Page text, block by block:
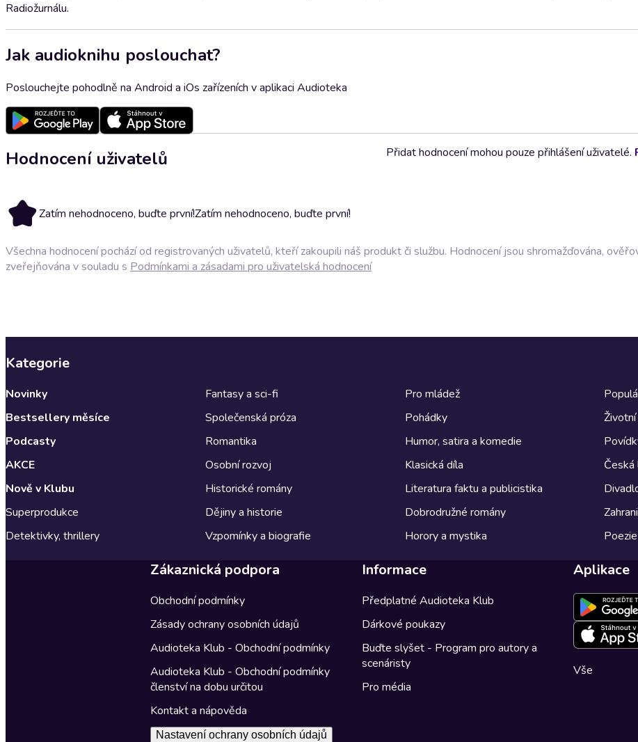
Radiožurnálu.
Jak audioknihu poslouchat?
Poslouchejte pohodlně na Android a iOs zařízeních v aplikaci Audioteka
Hodnocení uživatelů
Zatím nehodnoceno, buďte první!Zatím nehodnoceno, buďte první!
Přidat hodnocení mohou pouze přihlášení uživatelé.
Všechna hodnocení pochází od registrovaných uživatelů, kteří zakoupili náš produkt či službu. Hodnocení jsou shromažďována,
zveřejňována v souladu s Podmínkami a zásadami pro uživatelská hodnocení
Kategorie
Novinky
Bestsellery měsíce
Podcasty
AKCE
Nově v Klubu
Superprodukce
Detektivky, thrillery
Fantasy a sci-fi
Společenská próza
Romantika
Osobní rozvoj
Historické romány
Dějiny a historie
Vzpomínky a biografie
Pro mládež
Pohádky
Humor, satira a komedie
Klasická díla
Literatura faktu a publicistika
Dobrodružné romány
Horory a mystika
Poezie
Zákaznická podpora
Obchodní podmínky
Zásady ochrany osobních údajů
Audioteka Klub - Obchodní podmínky
Audioteka Klub - Obchodní podmínky
členství na dobu určitou
Kontakt a nápověda
Nastavení ochrany osobních údajů
Informace
Předplatné Audioteka Klub
Dárkové poukazy
Buďte slyšet - Program pro autory a
scenáristy
Pro média
Aplikace
Vše